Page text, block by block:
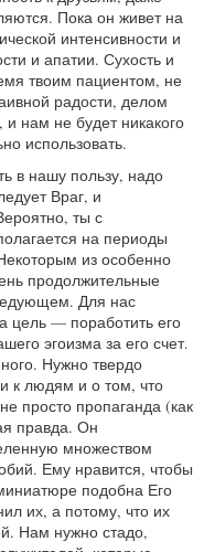
Пока он живет на
интенсивности и
и апатии. Сухость и
твоим пациентом, не
радости, делом
нам не будет никакого
использовать.
в нашу пользу, надо
Враг, и
ты с
на периоды
из особенно
продолжительные
Для нас
цель — поработить его
эгоизма за его счет.
Нужно твердо
к людям и о том, что
просто пропаганда (как
правда. Он
множеством
Ему нравится, чтобы
подобна Его
их, а потому, что их
Нам нужно стадо,